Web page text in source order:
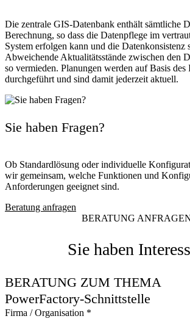
Die zentrale GIS-Datenbank enthält sämtliche
Berechnung, so dass die Datenpflege im
System erfolgen kann und die Datenkonsistenz
Abweichende Aktualitätsstände zwischen den
so vermieden. Planungen werden auf Basis des
durchgeführt und sind damit jederzeit aktuell.
Sie haben Fragen?
Ob Standardlösung oder individuelle
wir gemeinsam, welche Funktionen und
Anforderungen geeignet sind.
Beratung anfragen
BERATUNG
Sie haben
BERATUNG ZUM THEMA
PowerFactory-Schnittstelle
Firma / Organisation *